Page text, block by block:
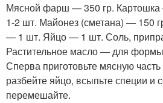
Мясной фарш — 350 гр.
1-2 шт. Майонез (сметана) — 150
— 1 шт. Яйцо — 1 шт. Соль,
Растительное масло — для
Сперва приготовьте мясную
разбейте яйцо, всыпьте специи и
перемешайте.